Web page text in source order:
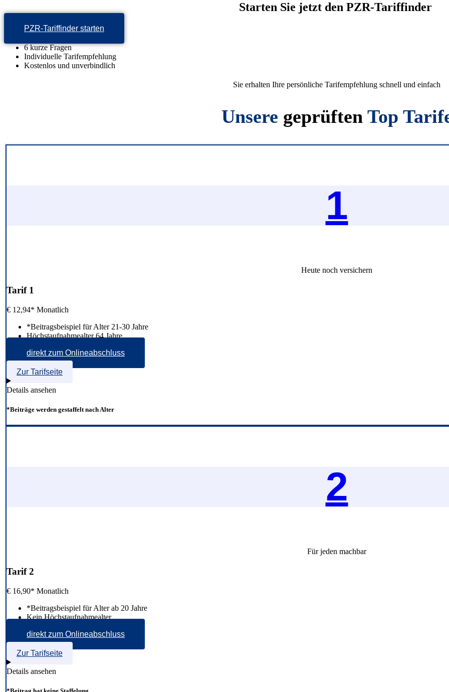
Starten Sie jetzt den PZR-Tariffinder
PZR-Tariffinder starten
6 kurze Fragen
Individuelle Tarifempfehlung
Kostenlos und unverbindlich
Sie erhalten Ihre persönliche Tarifempfehlung schnell und einfach
Unsere geprüften Top
1
Heute noch versichern
Tarif 1
€ 12,94* Monatlich
*Beitragsbeispiel für Alter 21-30 Jahre
Höchstaufnahmealter 64 Jahre
direkt zum Onlineabschluss
Zur Tarifseite
Details ansehen
*Beiträge werden gestaffelt nach Alter
2
Für jeden machbar
Tarif 2
€ 16,90* Monatlich
*Beitragsbeispiel für Alter ab 20 Jahre
Kein Höchstaufnahmealter
direkt zum Onlineabschluss
Zur Tarifseite
Details ansehen